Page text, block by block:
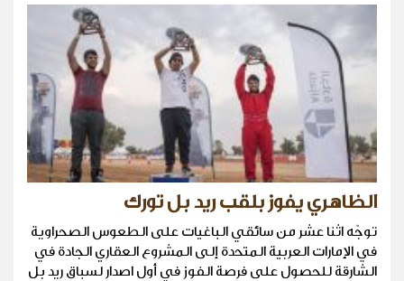
الظاهري يفوز بلقب ريد بل تورك
توجّه اثنا عشر من سائقي الباغيات على الطعوس الصحراوية
في الإمارات العربية المتحدة إلى المشروع العقاري الجادة في
الشارقة للحصول على فرصة الفوز في أول اصدار لسباق ريد بل